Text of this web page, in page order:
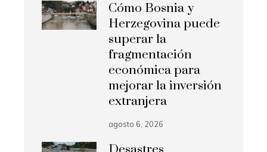
Cómo Bosnia y
Herzegovina puede
superar la
fragmentación
económica para
mejorar la inversión
extranjera
agosto 6, 2026